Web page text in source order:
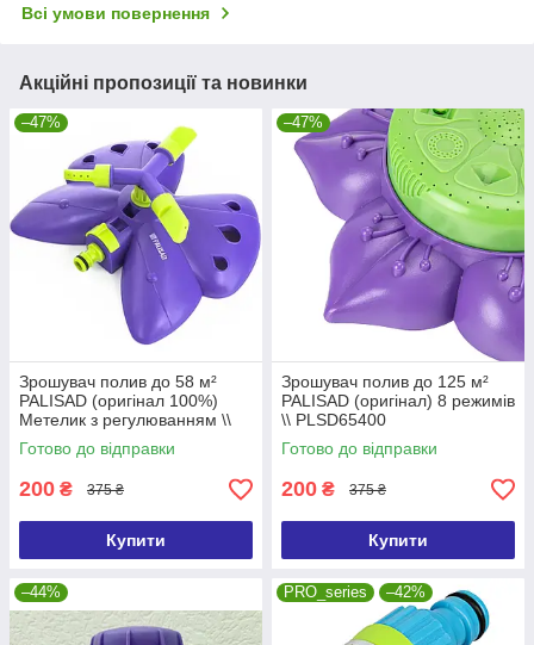
Всі умови повернення
Акційні пропозиції та новинки
–47%
Зрошувач полив до 58 м²
PALISAD (оригінал 100%)
Метелик з регулюванням \\
PLSD65401
Готово до відправки
200 ₴ 375 ₴
Купити
–47%
Зрошувач полив до 125 м²
PALISAD (оригінал) 8 режимів
\\ PLSD65400
Готово до відправки
200 ₴ 375 ₴
Купити
–44% PRO_series –42%